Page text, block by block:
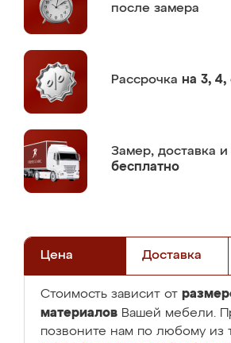
после замера
Рассрочка на 3, 4,
Замер, доставка
бесплатно
Цена Доставка
Стоимость зависит от
материалов Вашей мебели.
позвоните нам по любому из